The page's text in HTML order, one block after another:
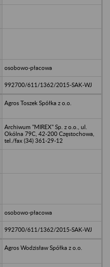
osobowo-płacowa
992700/611/1362/2015-SAK-WJ
Agros Toszek Spółka z o.o.
Archiwum "MIREX" Sp. z o.o., ul.
Okólna 79C, 42-200 Częstochowa,
tel./fax (34) 361-29-12
osobowo-płacowa
992700/611/1362/2015-SAK-WJ
Agros Wodzisław Spółka z o.o.